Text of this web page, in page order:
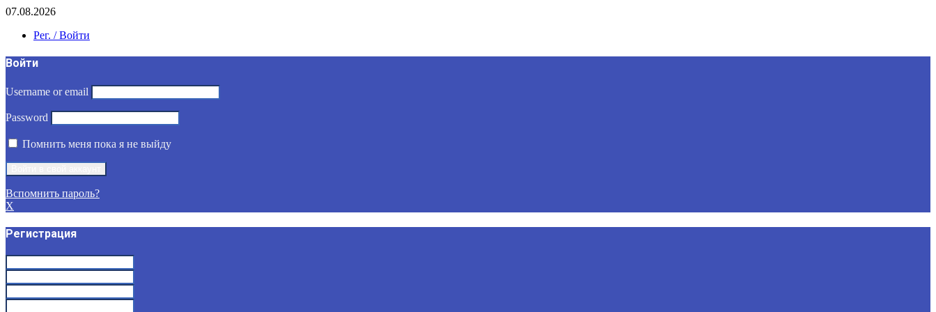
07.08.2026
Рег. / Войти
Войти
Username or email
Password
Помнить меня пока я не выйду
Вспомнить пароль?
X
Регистрация